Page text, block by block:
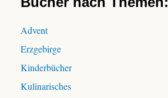
n
c
h
:
Advent
Erzgebirge
Kinderbücher
Kulinarisches